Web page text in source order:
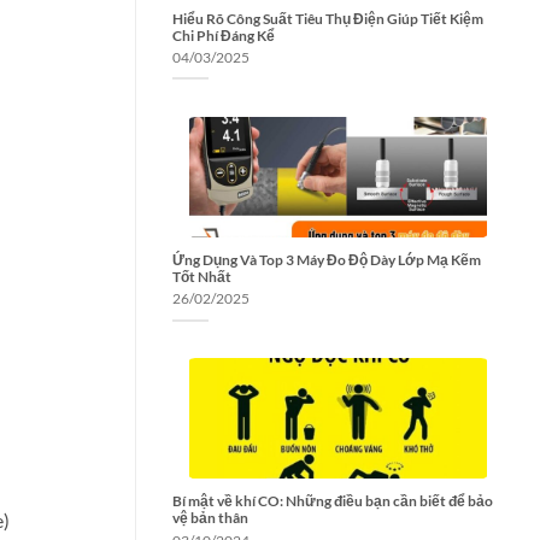
Hiểu Rõ Công Suất Tiêu Thụ Điện Giúp Tiết Kiệm
Chi Phí Đáng Kể
04/03/2025
Ứng Dụng Và Top 3 Máy Đo Độ Dày Lớp Mạ Kẽm
Tốt Nhất
26/02/2025
Bí mật về khí CO: Những điều bạn cần biết để bảo
vệ bản thân